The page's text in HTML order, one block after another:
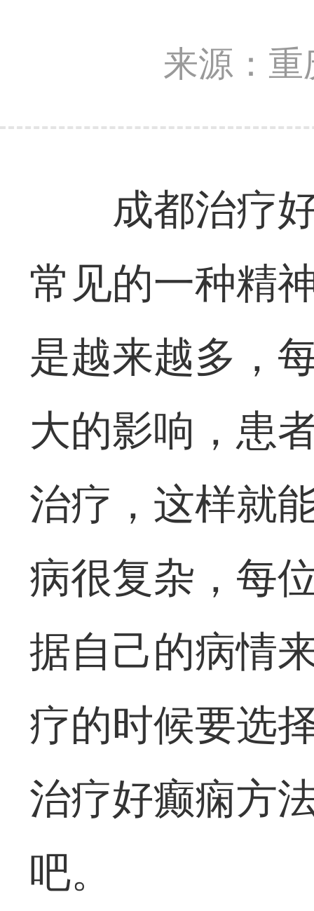
来源：
成都治疗
常见的一种精
是越来越多，
大的影响，患
治疗，这样就
病很复杂，每
据自己的病情
疗的时候要选
治疗好癫痫方
吧。